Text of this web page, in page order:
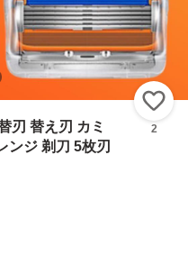
刃 替え刃 カミ
ンジ 剃刀 5枚刃
2